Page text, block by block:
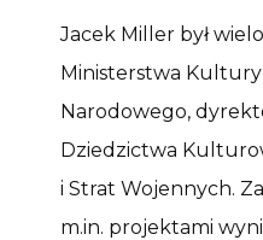
Jacek Miller był
Ministerstwa
Narodowego,
Dziedzictwa
i Strat Wojennych.
m.in. projektami